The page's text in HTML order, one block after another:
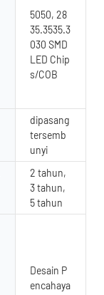
5050, 28
35.3535.3
030 SMD
LED Chip
s/COB
dipasang
tersemb
unyi
2 tahun,
3 tahun,
5 tahun
Desain P
encahaya